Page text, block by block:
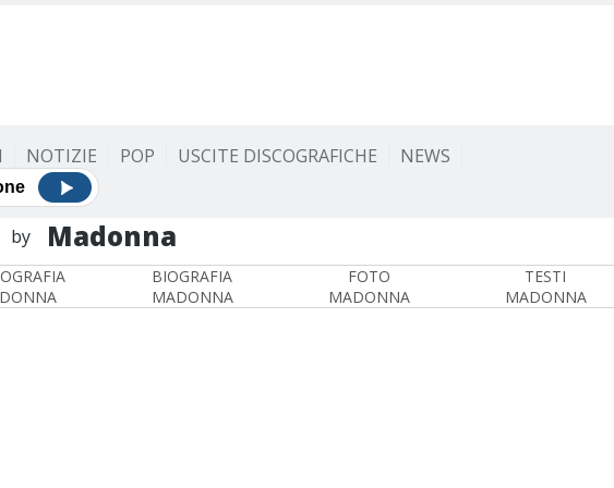
NOTIZIE POP USCITE DISCOGRAFICHE NEWS
by Madonna
BIOGRAFIA
MADONNA
FOTO
MADONNA
TESTI
MADONNA